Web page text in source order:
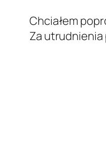
Chciałem
Za utrudnienia